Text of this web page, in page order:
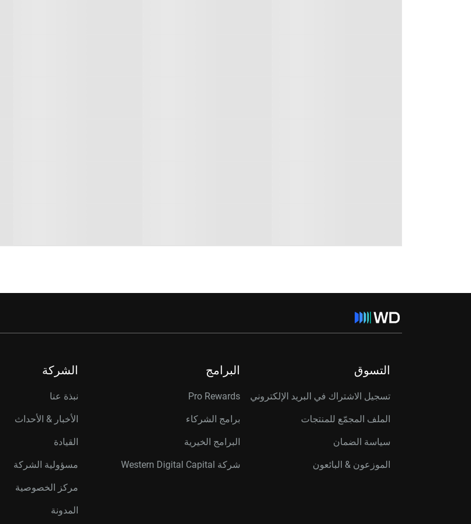
التسوق
تسجيل الاشتراك في البريد الإلكتروني
الملف المجمّع للمنتجات
سياسة الضمان
الموزعون & البائعون
البرامج
Pro Rewards
برامج الشركاء
البرامج الخيرية
شركة Western Digital Capital
الشركة
نبذة عنا
الأخبار & الأحداث
القيادة
مسؤولية الشركة
مركز الخصوصية
المدونة